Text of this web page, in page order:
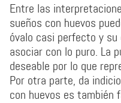
Entre las
sueños con huevos
óvalo casi perfecto y
asociar con lo puro. La
deseable por lo que
Por otra parte, da
con huevos es también